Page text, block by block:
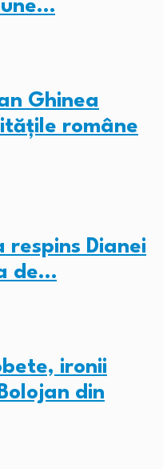
Ghinea
române
respins Dianei
de…
ironii
din